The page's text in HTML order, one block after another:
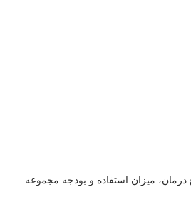
میزان استفاده و بودجه مجموعه